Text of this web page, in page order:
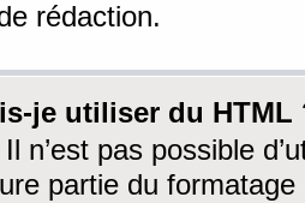
rédaction.
je utiliser du HTML
n’est pas possible
partie du